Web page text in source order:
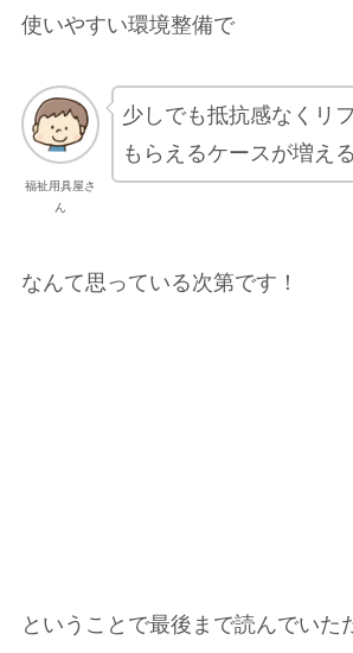
使いやすい環境整備で
福祉用具屋さ
ん
少しでも抵抗感なくリ
もらえるケースが増え
なんて思っている次第です！
ということで最後まで読んでいた